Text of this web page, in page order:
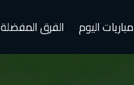
مباريات اليوم الفرق المفضلة